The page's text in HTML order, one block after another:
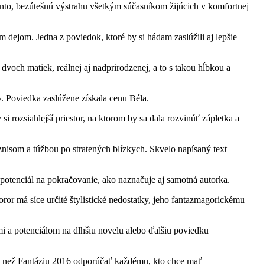
bezútešnú výstrahu všetkým súčasníkom žijúcich v komfortnej
Jedna z poviedok, ktoré by si hádam zaslúžili aj lepšie
matiek, reálnej aj nadprirodzenej, a to s takou hĺbkou a
zaslúžene získala cenu Béla.
rozsiahlejší priestor, na ktorom by sa dala rozvinúť zápletka a
a túžbou po stratených blízkych. Skvelo napísaný text
na pokračovanie, ako naznačuje aj samotná autorka.
má síce určité štylistické nedostatky, jeho fantazmagorickému
a potenciálom na dlhšiu novelu alebo ďalšiu poviedku
Fantáziu 2016 odporúčať každému, kto chce mať